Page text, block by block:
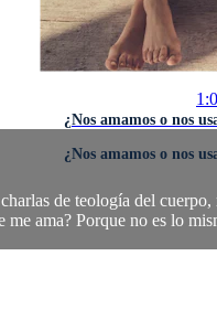
¿Nos amamos o nos
¿Nos amamos o nos
de teología del
me ama? Porque no es lo